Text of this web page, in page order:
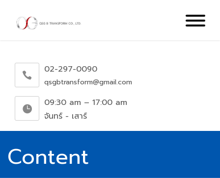
02-297-0090
qsgbtransform@gmail.com
09:30 am – 17:00 am
จันทร์ - เสาร์
Content